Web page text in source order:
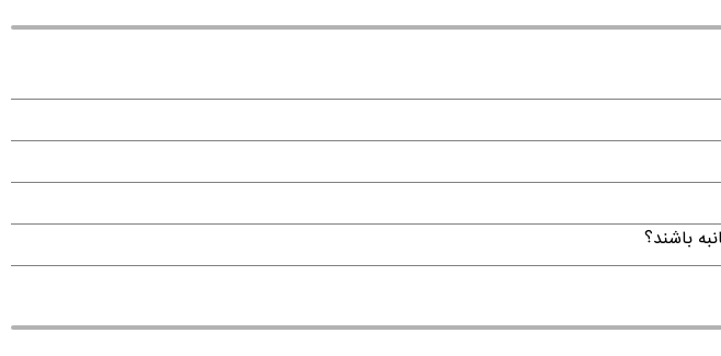
باشند؟